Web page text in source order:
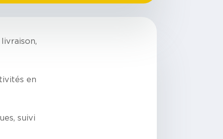
en
suivi